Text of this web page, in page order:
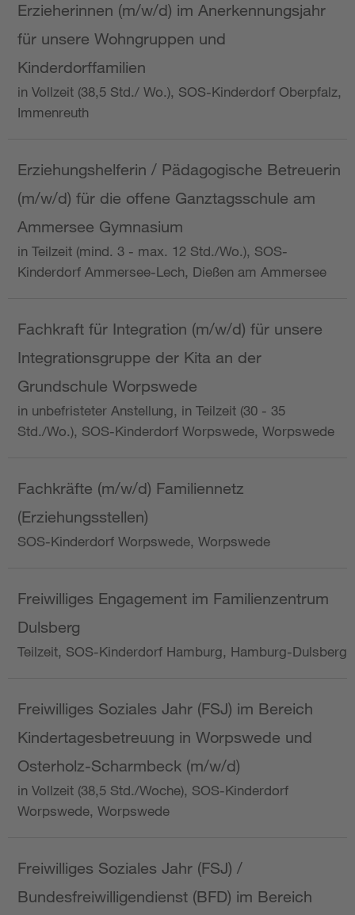
Erzieherinnen (m/w/d) im Anerkennungsjahr
für unsere Wohngruppen und
Kinderdorffamilien
in Vollzeit (38,5 Std./ Wo.), SOS-Kinderdorf Oberpfalz,
Immenreuth
Erziehungshelferin / Pädagogische Betreuerin
(m/w/d) für die offene Ganztagsschule am
Ammersee Gymnasium
in Teilzeit (mind. 3 - max. 12 Std./Wo.), SOS-
Kinderdorf Ammersee-Lech, Dießen am Ammersee
Fachkraft für Integration (m/w/d) für unsere
Integrationsgruppe der Kita an der
Grundschule Worpswede
in unbefristeter Anstellung, in Teilzeit (30 - 35
Std./Wo.), SOS-Kinderdorf Worpswede, Worpswede
Fachkräfte (m/w/d) Familiennetz
(Erziehungsstellen)
SOS-Kinderdorf Worpswede, Worpswede
Freiwilliges Engagement im Familienzentrum
Dulsberg
Teilzeit, SOS-Kinderdorf Hamburg, Hamburg-Dulsberg
Freiwilliges Soziales Jahr (FSJ) im Bereich
Kindertagesbetreuung in Worpswede und
Osterholz-Scharmbeck (m/w/d)
in Vollzeit (38,5 Std./Woche), SOS-Kinderdorf
Worpswede, Worpswede
Freiwilliges Soziales Jahr (FSJ) /
Bundesfreiwilligendienst (BFD) im Bereich